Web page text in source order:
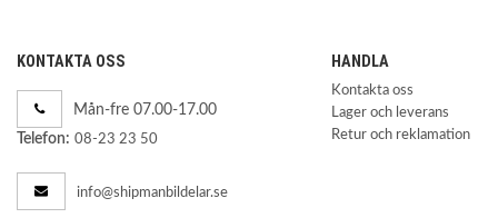
KONTAKTA OSS
Mån-fre 07.00-17.00
Telefon: 08-23 23 50
info@shipmanbildelar.se
HANDLA
Kontakta oss
Lager och leverans
Retur och reklamation